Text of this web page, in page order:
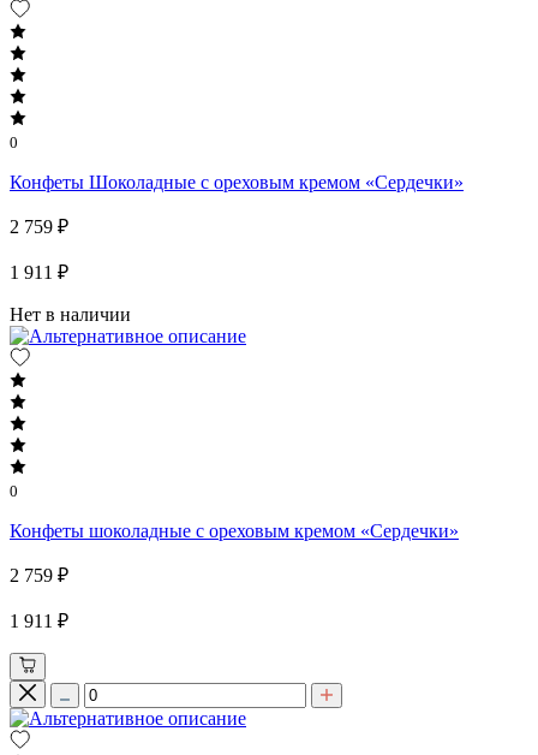
0
Конфеты Шоколадные c ореховым кремом «Сердечки»
2 759 ₽
1 911 ₽
Нет в наличии
0
Конфеты шоколадные с ореховым кремом «Сердечки»
2 759 ₽
1 911 ₽